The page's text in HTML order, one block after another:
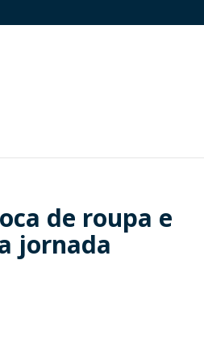
de roupa e
jornada